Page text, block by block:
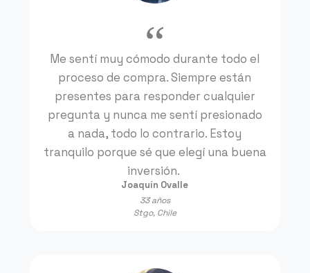
Me sentí muy cómodo durante todo el
proceso de compra. Siempre están
presentes para responder cualquier
pregunta y nunca me sentí presionado
a nada, todo lo contrario. Estoy
tranquilo porque sé que elegí una buena
inversión.
Joaquín Ovalle
33 años
Stgo, Chile